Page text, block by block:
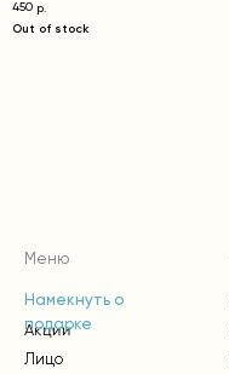
450 р.
Out of stock
Меню
Акции
Лицо
Намекнуть о
подарке